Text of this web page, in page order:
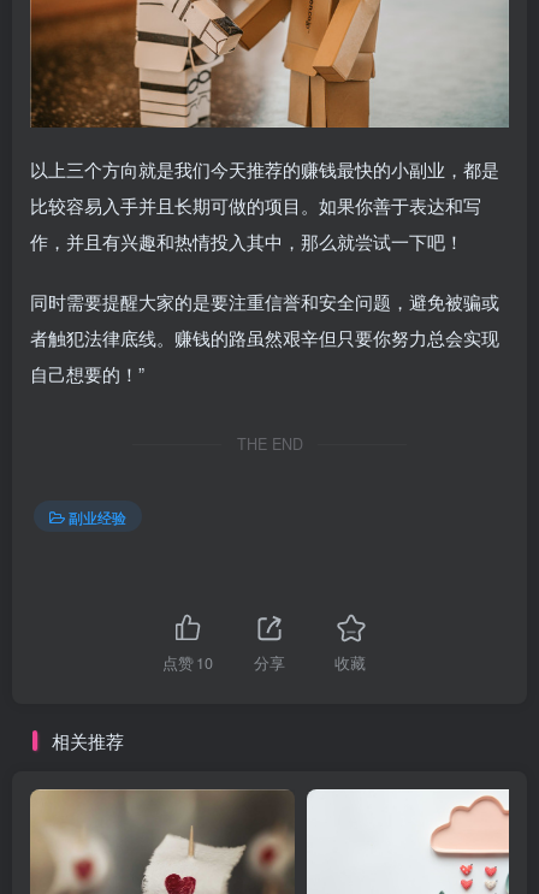
以上三个方向就是我们今天推荐的赚钱最快的小副业，都是
比较容易入手并且长期可做的项目。如果你善于表达和写
作，并且有兴趣和热情投入其中，那么就尝试一下吧！
同时需要提醒大家的是要注重信誉和安全问题，避免被骗或
者触犯法律底线。赚钱的路虽然艰辛但只要你努力总会实现
自己想要的！”
THE END
副业经验
点赞10 分享 收藏
相关推荐